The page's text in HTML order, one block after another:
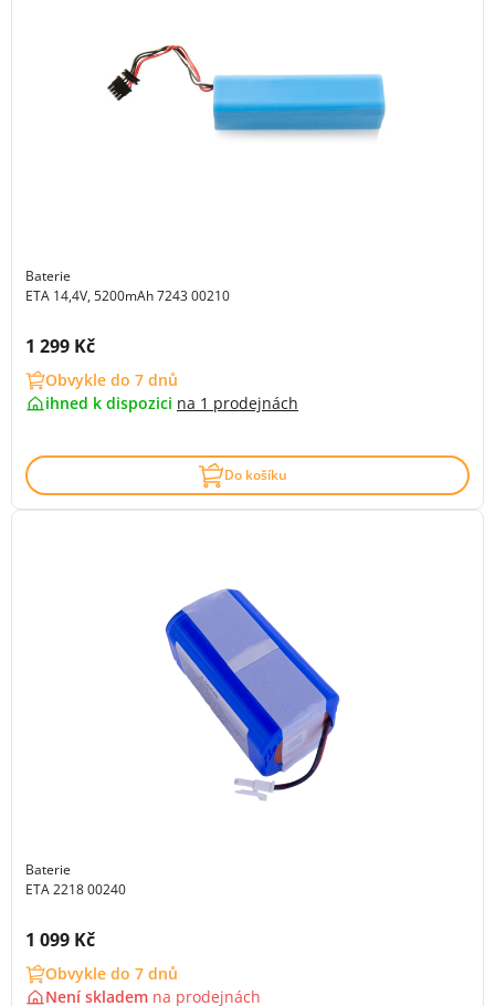
Baterie
ETA 14,4V, 5200mAh 7243 00210
Cena s DPH:
1 299 Kč
Obvykle do 7 dnů
ihned k dispozici na 1 prodejnách
Do košíku
Baterie
ETA 2218 00240
Cena s DPH:
1 099 Kč
Obvykle do 7 dnů
Není skladem na prodejnách